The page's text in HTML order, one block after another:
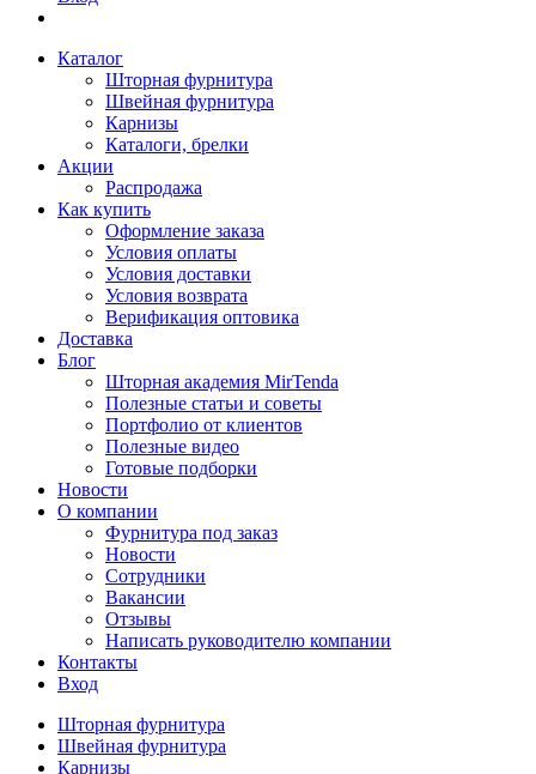
Каталог
Шторная фурнитура
Швейная фурнитура
Карнизы
Каталоги, брелки
Акции
Распродажа
Как купить
Оформление заказа
Условия оплаты
Условия доставки
Условия возврата
Верификация оптовика
Доставка
Блог
Шторная академия MirTenda
Полезные статьи и советы
Портфолио от клиентов
Полезные видео
Готовые подборки
Новости
О компании
Фурнитура под заказ
Новости
Сотрудники
Вакансии
Отзывы
Написать руководителю компании
Контакты
Вход
Шторная фурнитура
Швейная фурнитура
Карнизы